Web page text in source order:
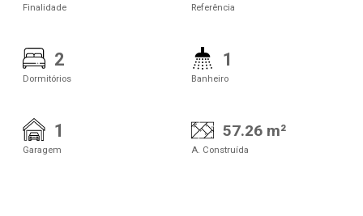
Finalidade Referência
2
Dormitórios
1
Banheiro
1
Garagem
57.26 m²
A. Construída